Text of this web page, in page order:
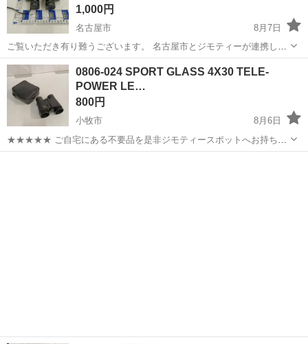
1,000円
名古屋市
8月7日
ご覧いただき有り難うございます。 名古屋市とジモティーが連携して
運営しています。 粗⼤ごみ等の減量を⽬的にまだ使えるものをリユー
スしています。 ★★★★★ ご自宅にある不要品を是非ジモティースポ
ットへお持ち込...
愛知 名古屋市
0806-024 SPORT GLASS 4X30 TELE-
POWER LE…
800円
小牧市
8月6日
★★★★★ ご自宅にある不要品を是非ジモティースポットへお持ち込
みしませんか？ 家電、趣味・スポーツ・レジャー用品、こども用品、